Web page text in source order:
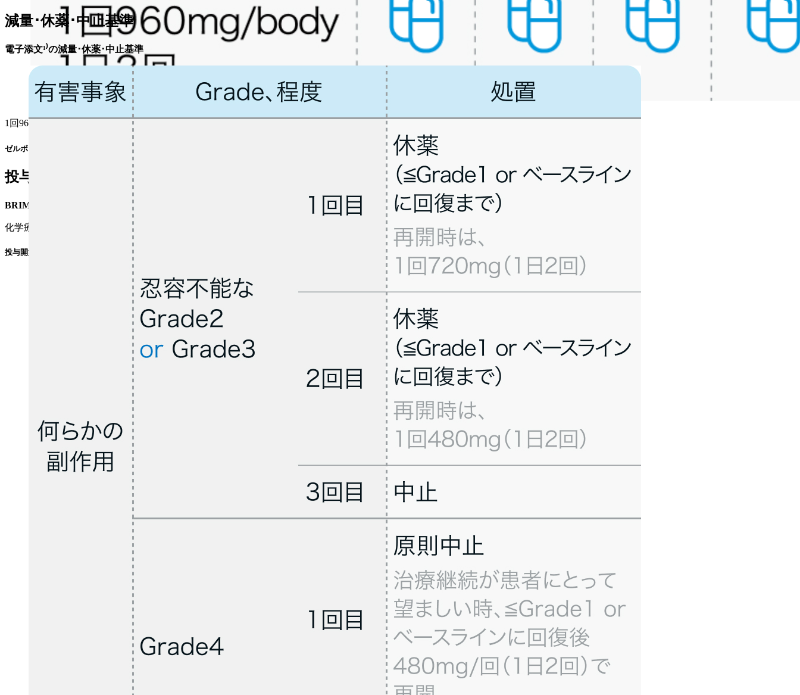
減量･休薬･中止基準
電子添文¹⁾の減量･休薬･中止基準
1回960mgを1日2回経口投与する｡食後投与で､ Cmax及びAUCが増加の報告があり､ 食事1時間前~食後2時間の服用は避けることが望ましい
ゼルボラフ®電子添文 (2022年12月改訂 第2版)､ 適正使用ガイド (2022年7月作成)より作図
投与開始基準
BRIM-3試験¹⁾のプロトコル
化学療法歴のないBRAF V600変異を有する根治切除不能なIII､IV期の悪性黒色腫
投与開始基準の詳細はプロトコルを確認下さい